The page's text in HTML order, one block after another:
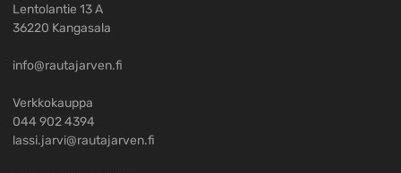
Lentolantie 13 A
36220 Kangasala
info@rautajarven.fi
Verkkokauppa
044 902 4394
lassi.jarvi@rautajarven.fi